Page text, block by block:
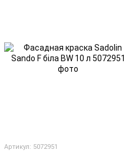
Артикул: 5072951